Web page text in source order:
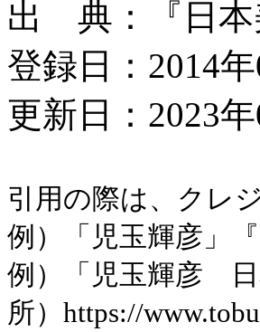
出 典：『日本
登録日：2014年
更新日：2023
引用の際は、クレ
例）「児玉輝彦」
例）「児玉輝彦 日
所）https://